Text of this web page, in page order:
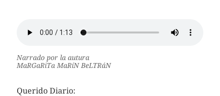
Narrado por la autura
MaRGaRiTa MaRíN BeLTRáN
Querido Diario: